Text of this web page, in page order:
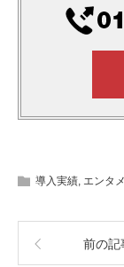
導入実績 エンタ
前の記